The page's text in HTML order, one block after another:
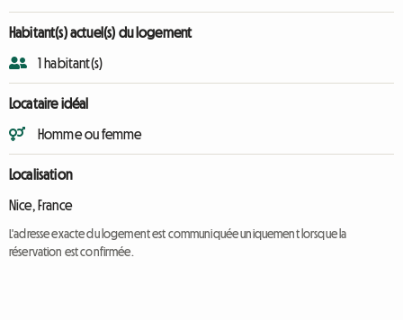
Habitant(s) actuel(s) du logement
1 habitant(s)
Locataire idéal
Homme ou femme
Localisation
Nice, France
L'adresse exacte du logement est communiquée uniquement lorsque la
réservation est confirmée.